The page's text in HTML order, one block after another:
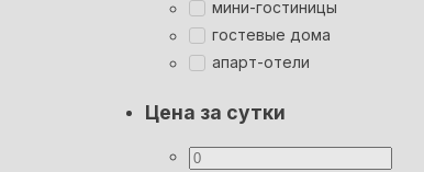
мини-гостиницы
гостевые дома
апарт-отели
Цена за сутки